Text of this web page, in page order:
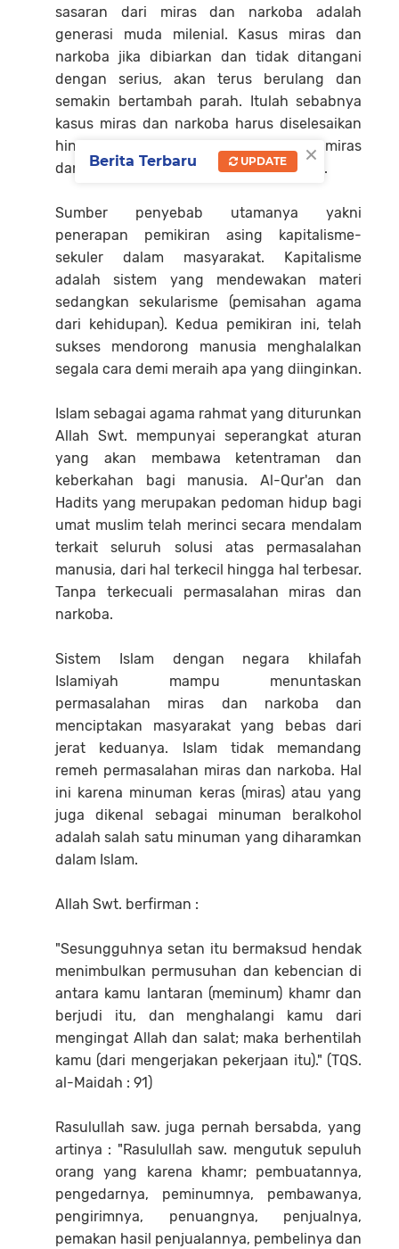
sasaran dari miras dan narkoba adalah
generasi muda milenial. Kasus miras dan
narkoba jika dibiarkan dan tidak ditangani
dengan serius, akan terus berulang dan
semakin bertambah parah. Itulah sebabnya
kasus miras dan narkoba harus diselesaikan
hingga ke akarnya. Karena persoalan miras
dan narkoba ini adalah problem sistemik.
Sumber penyebab utamanya yakni
penerapan pemikiran asing kapitalisme-
sekuler dalam masyarakat. Kapitalisme
adalah sistem yang mendewakan materi
sedangkan sekularisme (pemisahan agama
dari kehidupan). Kedua pemikiran ini, telah
sukses mendorong manusia menghalalkan
segala cara demi meraih apa yang diinginkan.
Islam sebagai agama rahmat yang diturunkan
Allah Swt. mempunyai seperangkat aturan
yang akan membawa ketentraman dan
keberkahan bagi manusia. Al-Qur'an dan
Hadits yang merupakan pedoman hidup bagi
umat muslim telah merinci secara mendalam
terkait seluruh solusi atas permasalahan
manusia, dari hal terkecil hingga hal terbesar.
Tanpa terkecuali permasalahan miras dan
narkoba.
Sistem Islam dengan negara khilafah
Islamiyah mampu menuntaskan
permasalahan miras dan narkoba dan
menciptakan masyarakat yang bebas dari
jerat keduanya. Islam tidak memandang
remeh permasalahan miras dan narkoba. Hal
ini karena minuman keras (miras) atau yang
juga dikenal sebagai minuman beralkohol
adalah salah satu minuman yang diharamkan
dalam Islam.
Allah Swt. berfirman :
"Sesungguhnya setan itu bermaksud hendak
menimbulkan permusuhan dan kebencian di
antara kamu lantaran (meminum) khamr dan
berjudi itu, dan menghalangi kamu dari
mengingat Allah dan salat; maka berhentilah
kamu (dari mengerjakan pekerjaan itu)." (TQS.
al-Maidah : 91)
Rasulullah saw. juga pernah bersabda, yang
artinya : "Rasulullah saw. mengutuk sepuluh
orang yang karena khamr; pembuatannya,
pengedarnya, peminumnya, pembawanya,
pengirimnya, penuangnya, penjualnya,
pemakan hasil penjualannya, pembelinya dan
×
Berita Terbaru UPDATE